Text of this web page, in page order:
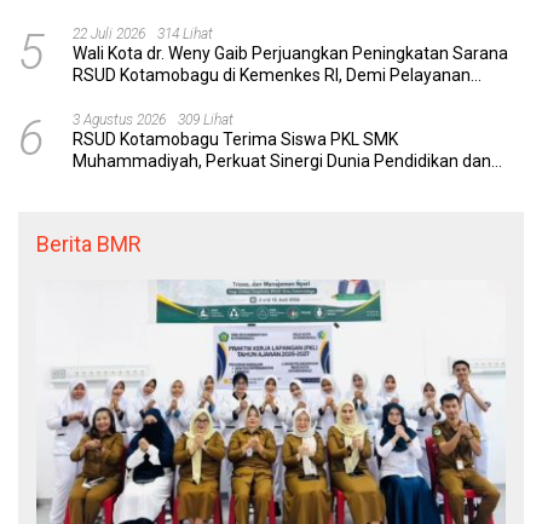
5 22 Juli 2026 314 Lihat
Wali Kota dr. Weny Gaib Perjuangkan Peningkatan Sarana
RSUD Kotamobagu di Kemenkes RI, Demi Pelayanan
6 3 Agustus 2026 309 Lihat
RSUD Kotamobagu Terima Siswa PKL SMK
Muhammadiyah, Perkuat Sinergi Dunia Pendidikan dan
Berita BMR